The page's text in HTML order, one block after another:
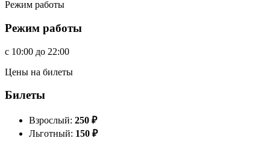
Режим работы
Режим работы
c 10:00 до 22:00
Цены на билеты
Билеты
Взрослый: 250 ₽
Льготный: 150 ₽